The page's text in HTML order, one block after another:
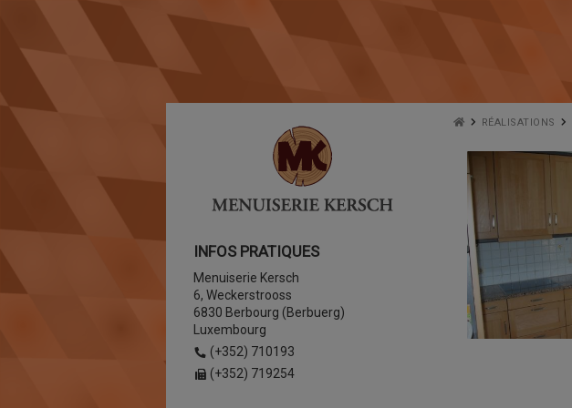
INFOS PRATIQUES
Menuiserie Kersch
6, Weckerstrooss
6830 Berbourg (Berbuerg)
Luxembourg
(+352) 710193
(+352) 719254
RÉALISATIONS